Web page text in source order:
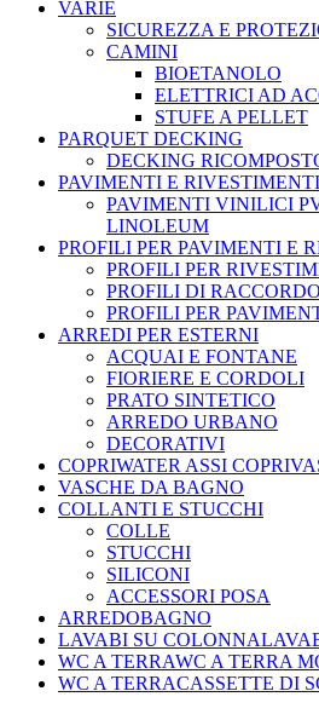
VARIE
SICUREZZA E
CAMINI
BIOETANOLO
ELETTRICI AD
STUFE A PELLET
PARQUET DECKING
DECKING
PAVIMENTI E RIVESTIMENTI
PAVIMENTI VINILICI
LINOLEUM
PROFILI PER PAVIMENTI E
PROFILI PER
PROFILI DI
PROFILI PER
ARREDI PER ESTERNI
ACQUAI E FONTANE
FIORIERE E CORDOLI
PRATO SINTETICO
ARREDO URBANO
DECORATIVI
COPRIWATER ASSI
VASCHE DA BAGNO
COLLANTI E STUCCHI
COLLE
STUCCHI
SILICONI
ACCESSORI POSA
ARREDOBAGNO
LAVABI SU
WC A TERRAWC A TERRA
WC A TERRACASSETTE DI